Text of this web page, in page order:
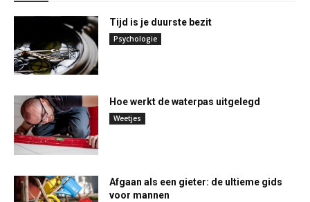
Tijd is je duurste bezit
Psychologie
Hoe werkt de waterpas uitgelegd
Weetjes
Afgaan als een gieter: de ultieme gids
voor mannen